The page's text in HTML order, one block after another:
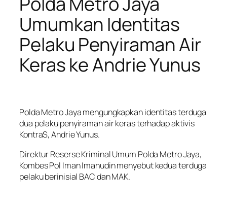
Umumkan Identitas
Pelaku Penyiraman Air
Keras ke Andrie Yunus
Polda Metro Jaya mengungkapkan identitas terduga
dua pelaku penyiraman air keras terhadap aktivis
KontraS, Andrie Yunus.
Direktur Reserse Kriminal Umum Polda Metro Jaya,
Kombes Pol Iman Imanudin menyebut kedua terduga
pelaku berinisial BAC dan MAK.